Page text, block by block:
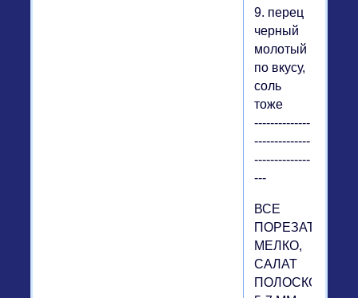
9. перец
черный
молотый
по вкусу,
соль
тоже
--------------
--------------
--------------
---
ВСЕ
ПОРЕЗАТЬ
МЕЛКО,
САЛАТ
ПОЛОСКОЙ